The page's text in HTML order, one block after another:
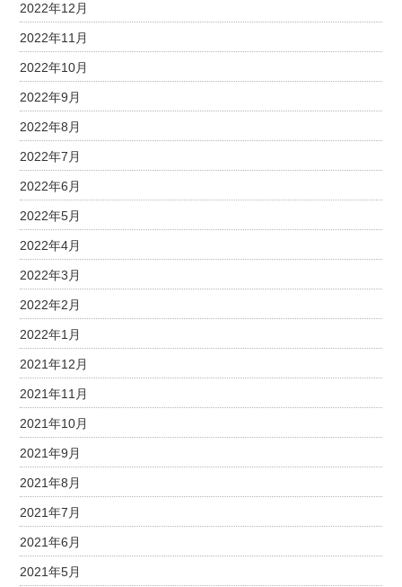
2022年12月
2022年11月
2022年10月
2022年9月
2022年8月
2022年7月
2022年6月
2022年5月
2022年4月
2022年3月
2022年2月
2022年1月
2021年12月
2021年11月
2021年10月
2021年9月
2021年8月
2021年7月
2021年6月
2021年5月